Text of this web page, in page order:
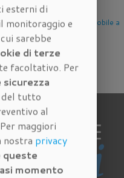
Immobile a
Scandicci
esterni di
monitoraggio e
sarebbe
di terze
facoltativo. Per
del tutto
al
maggiori
nostra privacy
queste
momento